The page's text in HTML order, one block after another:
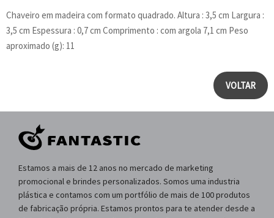
Chaveiro em madeira com formato quadrado. Altura : 3,5 cm Largura :
3,5 cm Espessura : 0,7 cm Comprimento : com argola 7,1 cm Peso
aproximado (g): 11
VOLTAR
Estamos a mais de 12 anos no mercado de marketing
promocional e brindes personalizados. Somos uma industria
plástica e contamos com um portfólio de mais de 100 produtos
de fabricação própria. Estamos prontos para te atender desde a